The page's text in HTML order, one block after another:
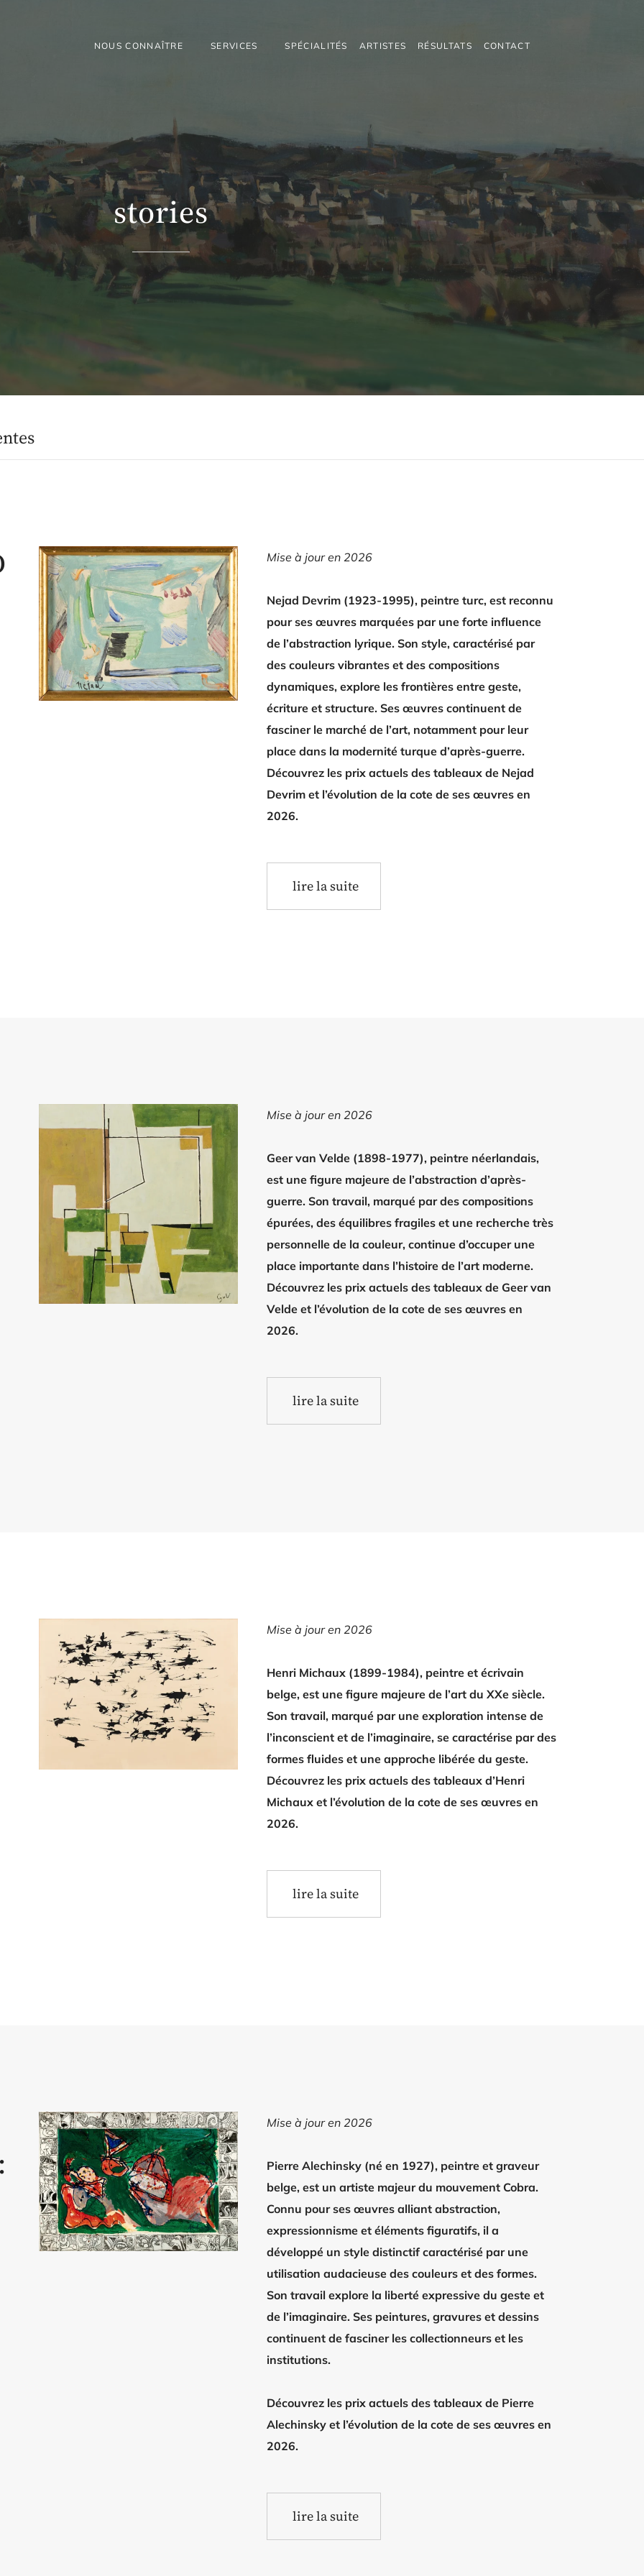
NOUS CONNAÎTRE SERVICES SPÉCIALITÉS ARTISTES RÉSULTATS CONTACT
stories
Mise à jour en 2026
Nejad Devrim (1923-1995), peintre turc, est reconnu
pour ses œuvres marquées par une forte influence
de l’abstraction lyrique. Son style, caractérisé par
des couleurs vibrantes et des compositions
dynamiques, explore les frontières entre geste,
écriture et structure. Ses œuvres continuent de
fasciner le marché de l’art, notamment pour leur
place dans la modernité turque d’après-guerre.
Découvrez les prix actuels des tableaux de Nejad
Devrim et l’évolution de la cote de ses œuvres en
2026.
lire la suite
Mise à jour en 2026
Geer van Velde (1898-1977), peintre néerlandais,
est une figure majeure de l’abstraction d’après-
guerre. Son travail, marqué par des compositions
épurées, des équilibres fragiles et une recherche très
personnelle de la couleur, continue d’occuper une
place importante dans l’histoire de l’art moderne.
Découvrez les prix actuels des tableaux de Geer van
Velde et l’évolution de la cote de ses œuvres en
2026.
lire la suite
Mise à jour en 2026
Henri Michaux (1899-1984), peintre et écrivain
belge, est une figure majeure de l’art du XXe siècle.
Son travail, marqué par une exploration intense de
l’inconscient et de l’imaginaire, se caractérise par des
formes fluides et une approche libérée du geste.
Découvrez les prix actuels des tableaux d’Henri
Michaux et l’évolution de la cote de ses œuvres en
2026.
lire la suite
Mise à jour en 2026
Pierre Alechinsky (né en 1927), peintre et graveur
belge, est un artiste majeur du mouvement Cobra.
Connu pour ses œuvres alliant abstraction,
expressionnisme et éléments figuratifs, il a
développé un style distinctif caractérisé par une
utilisation audacieuse des couleurs et des formes.
Son travail explore la liberté expressive du geste et
de l’imaginaire. Ses peintures, gravures et dessins
continuent de fasciner les collectionneurs et les
institutions.
Découvrez les prix actuels des tableaux de Pierre
Alechinsky et l’évolution de la cote de ses œuvres en
2026.
lire la suite